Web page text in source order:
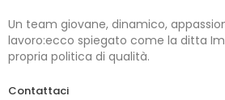
Un team giovane, dinamico,
lavoro:ecco spiegato come la ditta
propria politica di qualità.
Contattaci